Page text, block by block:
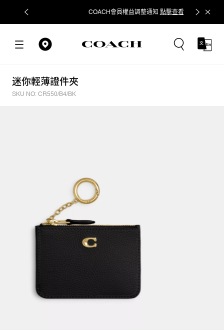
COACH會員權益調整通知點擊查看 立即追蹤
迷你輕薄證件夾
SKU NO: CR550/B4/BK